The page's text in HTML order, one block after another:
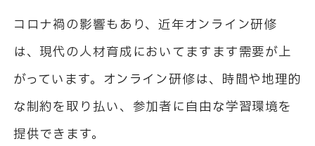
コロナ禍の影響もあり、近年オンライン研修
は、現代の人材育成においてますます需要が上
がっています。オンライン研修は、時間や地理的
な制約を取り払い、参加者に自由な学習環境を
提供できます。